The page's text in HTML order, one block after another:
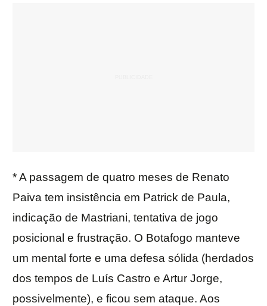
* A passagem de quatro meses de Renato
Paiva tem insistência em Patrick de Paula,
indicação de Mastriani, tentativa de jogo
posicional e frustração. O Botafogo manteve
um mental forte e uma defesa sólida (herdados
dos tempos de Luís Castro e Artur Jorge,
possivelmente), e ficou sem ataque. Aos